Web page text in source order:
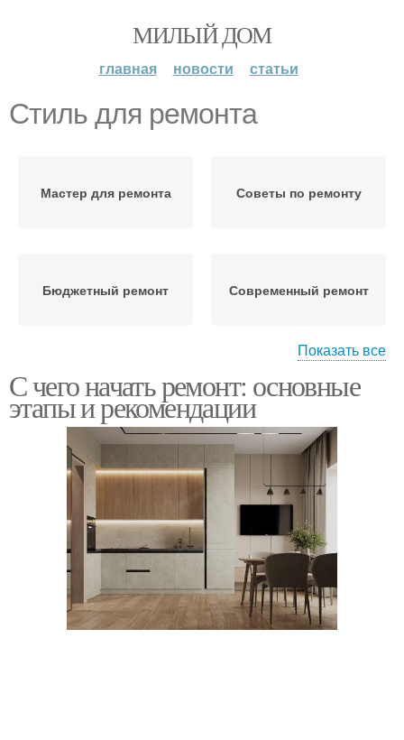
МИЛЫЙ ДОМ
главная новости статьи
Стиль для ремонта
Мастер для ремонта Советы по ремонту
Бюджетный ремонт Современный ремонт
затрат
Бюджетные ремонты
Советы для
Работы для ремонта
Обстановка при
ремонте
Средства на ремонте
Показать все
С чего начать ремонт: основные
этапы и рекомендации